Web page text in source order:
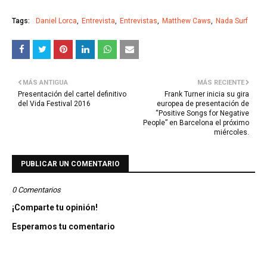
Tags: Daniel Lorca Entrevista Entrevistas Matthew Caws Nada Surf
MÁS RECIENTE
Frank Turner inicia su gira
europea de presentación de
“Positive Songs for Negative
People” en Barcelona el próximo
miércoles.
MÁS ANTIGUA
Presentación del cartel definitivo
del Vida Festival 2016
PUBLICAR UN COMENTARIO
0 Comentarios
¡Comparte tu opinión!
Esperamos tu comentario